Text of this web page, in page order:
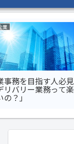
業
事務を目指す人必見
リバリー業務って楽
の？」